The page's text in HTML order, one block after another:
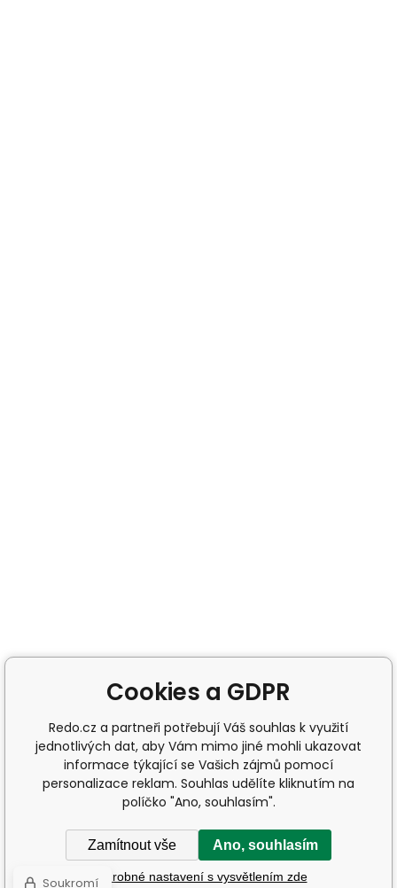
Cookies a GDPR
Redo.cz a partneři potřebují Váš souhlas k využití
jednotlivých dat, aby Vám mimo jiné mohli ukazovat
informace týkající se Vašich zájmů pomocí
personalizace reklam. Souhlas udělíte kliknutím na
políčko "Ano, souhlasím".
Zamítnout vše Ano, souhlasím
Podrobné nastavení s vysvětlením zde
Soukromí